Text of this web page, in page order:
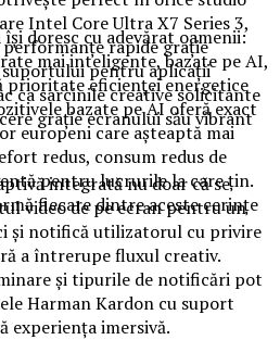
Intel Core Ultra X7 Series 3,
rapide grație
pentru aplicații
ca sarcinile creative solicitante
grație ecranului său vibrant
integrată nu doar că se
video de pe ecran pentru un
și notifică utilizatorul cu privire
a întrerupe fluxul creativ.
și tipurile de notificări pot
Harman Kardon cu suport
experiența imersivă.
doresc cu adevărat oamenii:
mai inteligente, bazate pe AI,
prioritate eficienței energetice
bazate pe AI oferă exact
europeni care așteaptă mai
redus, consum redus de
pentru lucrurile la care țin.
fiecare dintre aceste cerințe